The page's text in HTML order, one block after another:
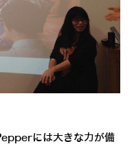
には大きな力が備